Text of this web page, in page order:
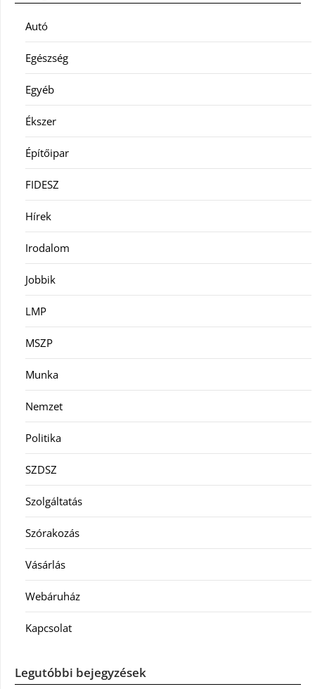
Autó
Egészség
Egyéb
Ékszer
Építőipar
FIDESZ
Hírek
Irodalom
Jobbik
LMP
MSZP
Munka
Nemzet
Politika
SZDSZ
Szolgáltatás
Szórakozás
Vásárlás
Webáruház
Kapcsolat
Legutóbbi bejegyzések